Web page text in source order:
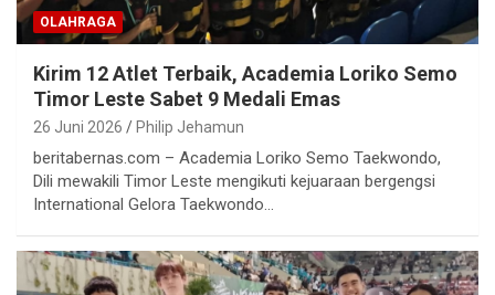
OLAHRAGA
Kirim 12 Atlet Terbaik, Academia Loriko Semo
Timor Leste Sabet 9 Medali Emas
26 Juni 2026 Philip Jehamun
beritabernas.com – Academia Loriko Semo Taekwondo,
Dili mewakili Timor Leste mengikuti kejuaraan bergengsi
International Gelora Taekwondo…